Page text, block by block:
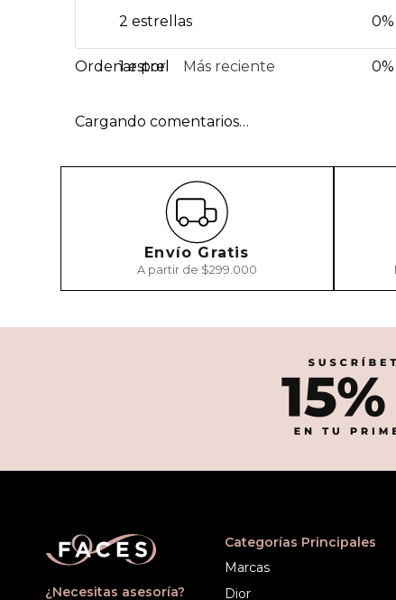
2 estrellas 0%
1 estrella 0%
Más reciente
Cargando comentarios…
Envío Gratis
A partir de $299.000
¿Necesitas asesoría?
Categorías Principales
Marcas
Dior